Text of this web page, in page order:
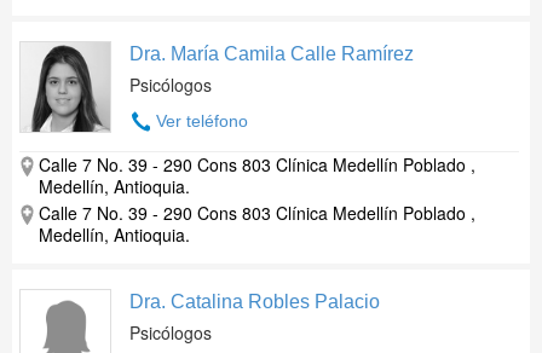
Dra. María Camila Calle Ramírez
Psicólogos
Ver teléfono
Calle 7 No. 39 - 290 Cons 803 Clínica Medellín Poblado ,
Medellín, Antioquia.
Calle 7 No. 39 - 290 Cons 803 Clínica Medellín Poblado ,
Medellín, Antioquia.
Dra. Catalina Robles Palacio
Psicólogos